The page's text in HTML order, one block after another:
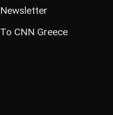
Newsletter
Το CNN Greece